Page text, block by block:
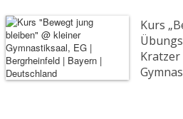
Kurs